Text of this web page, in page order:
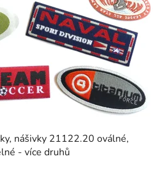
nášivky 21122.20 oválné,
- více druhů